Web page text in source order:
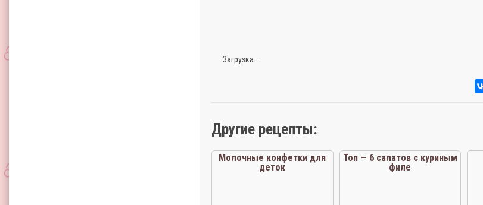
Загрузка...
Другие рецепты:
Молочные конфетки для
деток
Топ — 6 салатов с куриным
филе